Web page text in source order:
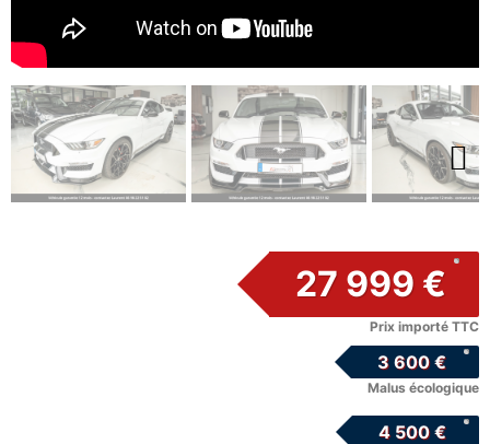
Next
27 999 €
Prix importé TTC
3 600 €
Malus écologique
4 500 €